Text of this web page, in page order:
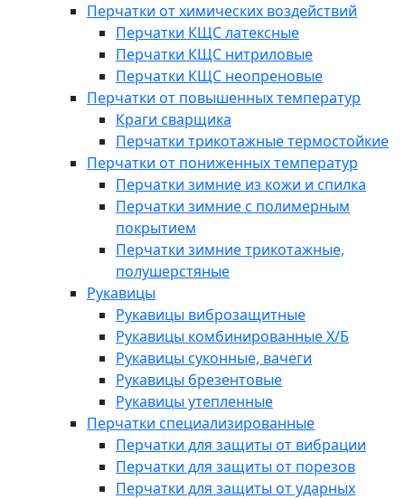
Перчатки от химических воздействий
Перчатки КЩС латексные
Перчатки КЩС нитриловые
Перчатки КЩС неопреновые
Перчатки от повышенных температур
Краги сварщика
Перчатки трикотажные термостойкие
Перчатки от пониженных температур
Перчатки зимние из кожи и спилка
Перчатки зимние с полимерным
покрытием
Перчатки зимние трикотажные,
полушерстяные
Рукавицы
Рукавицы виброзащитные
Рукавицы комбинированные Х/Б
Рукавицы суконные, вачеги
Рукавицы брезентовые
Рукавицы утепленные
Перчатки специализированные
Перчатки для защиты от вибрации
Перчатки для защиты от порезов
Перчатки для защиты от ударных